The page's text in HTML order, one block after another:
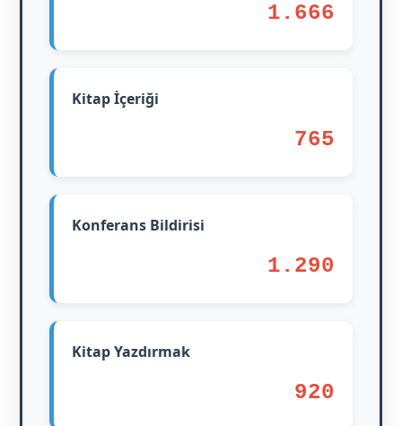
1.666
Kitap İçeriği
765
Konferans Bildirisi
1.290
Kitap Yazdırmak
920